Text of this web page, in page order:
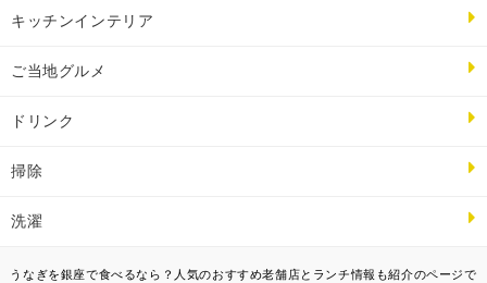
キッチンインテリア
ご当地グルメ
ドリンク
掃除
洗濯
うなぎを銀座で食べるなら？人気のおすすめ老舗店とランチ情報も紹介のページで